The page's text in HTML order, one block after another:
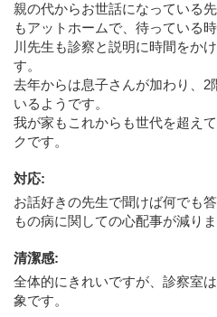
親の代からお世話になっている
もアットホームで、待っている
川先生も診察と説明に時間をか
す。
去年からは息子さんが加わり、2
いるようです。
我が家もこれからも世代を超え
クです。
対応:
お話好きの先生で聞けば何でも
もの病に関しての心配事が減り
清潔感:
全体的にきれいですが、診察室
象です。